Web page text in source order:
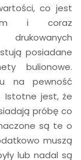
co jest
i coraz
posiadane
bulionowe.
na pewność
Istotne jest, że
próbę co
są te o
muszą
lub nadal są